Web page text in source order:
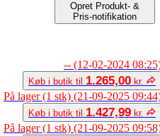
Opret Produkt- &
Pris-notifikation
-- (12-02-2024
Køb i butik til 1.265,00 kr.
På lager (1 stk) (21-09-2025
Køb i butik til 1.427,99 kr.
På lager (1 stk) (21-09-2025